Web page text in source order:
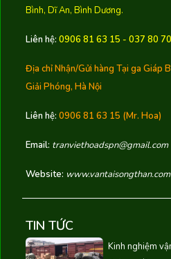
Bình, Dĩ An, Bình Dương.
Liên hệ: 0906 81 63 15 - 037 80
Địa chỉ Nhận/Gửi hàng Tại ga Giáp
Giải Phóng, Hà Nội
Liên hệ:0906 81 63 15 (Mr. Hoa)
Email: tranviethoadspn@gmail.com
Website: www.vantaisongthan.com
TIN TỨC
Kinh nghiệm